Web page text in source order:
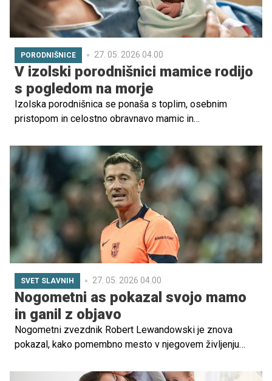
PORODNIŠNICE 27. 05. 2026 04.00
V izolski porodnišnici mamice rodijo
s pogledom na morje
Izolska porodnišnica se ponaša s toplim, osebnim
pristopom in celostno obravnavo mamic in
štacija in oddelek za otročnice v istem nadstropju, lahko
celostno poskrbijo za nosečnice, mamice in
novorojenčke ves čas njihovega bivanja. Bodočim
staršem so na voljo brezplačna tematska predavanja in
vodeni ogledi, kjer spoznajo osebje in prostore. Vsako
rojstvo pozdravijo z mesečno objavo imen
novorojenčkov, kar odraža veliko srčnost sicer majhne
porodnišnice. In še – novopečene mamice imajo iz sob
najlepši pogled na morje.
SVET SLAVNIH 27. 05. 2026 04.00
Nogometni as pokazal svojo mamo
in ganil z objavo
Nogometni zvezdnik Robert Lewandowski je znova
pokazal, kako pomembno mesto v njegovem življenju
fotografijo z mamo Iwono Lewandowsko in ob tem